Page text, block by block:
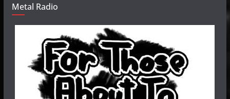
Metal Radio